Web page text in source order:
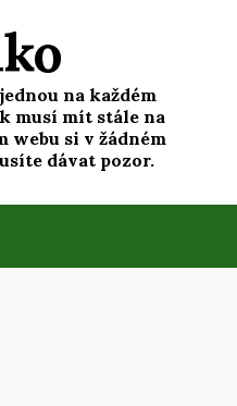
na každém
musí mít stále na
webu si v žádném
dávat pozor.